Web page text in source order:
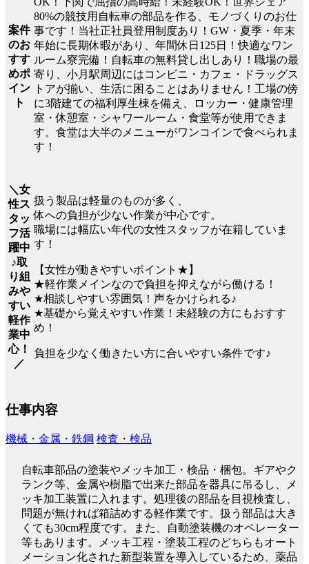
案件
のお
すす
めポ
イン
ト
80%の競技用自転車の部品を作る、モノづくりのお仕
事です！当社正社員登用制度あり！GW・夏季・年末
年始に長期休暇があり、年間休日125日！快適なワン
ルーム寮完備！自転車の無料貸し出しあり！職場の最
寄り、小月駅周辺にはコンビニ・カフェ・ドラッグス
トアが揃い、生活に困ることはありません！工場の傍
に3階建ての福利厚生棟を備え、ロッカー・健康管理
室・休憩室・シャワールーム・食堂等が使用できま
す。食堂は大半のメニューがワンコインで食べられま
す！
＼女
性ス
タッ
フ活
躍中
♪取
り組
みや
すい
軽作
業中
心！
／
扱う製品は軽量のものが多く、
体への負担が少ない作業が中心です。
職場には幅広い年代の女性スタッフが在籍していま
す！
【女性が働きやすいポイント★】
★軽作業メインなので負担を抑えながら働ける！
★相談しやすい雰囲気！声をかけられる♪
★基礎から覚えやすい作業！未経験の方にもおすす
め！
負担を少なく働きたい方に合いやすい条件です♪
仕事内容
機械・金属・鉄鋼 検査・検品
自転車部品の塗装やメッキ加工・検品・梱包。ギアやク
ランク等、金属や樹脂で出来た部品を器具に吊るし、メ
ッキ加工装置に入れます。処理後の部品を目視検査し、
問題が無ければ箱詰めする軽作業です。扱う部品は大き
くても30cm程度です。また、自動塗装機のオペレーター
等もあります。メッキ工程・塗装工程のどちらもオート
メーション化された新型装置を導入しているため、薬品